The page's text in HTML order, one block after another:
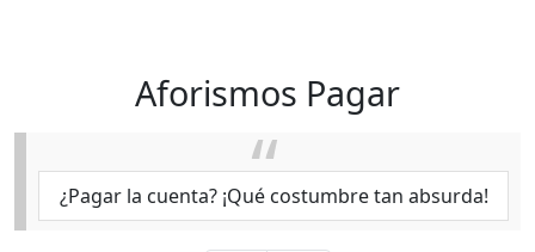
Aforismos Pagar
¿Pagar la cuenta? ¡Qué costumbre tan absurda!